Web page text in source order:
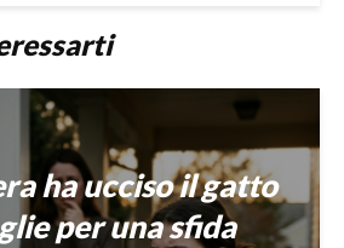
ha ucciso il gatto
per una sfida